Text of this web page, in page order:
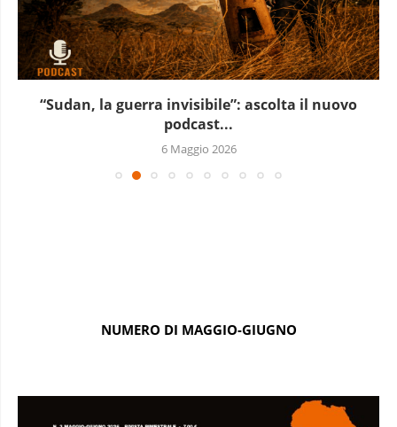
“Sudan, la guerra invisibile”: ascolta il nuovo
podcast...
6 Maggio 2026
NUMERO DI MAGGIO-GIUGNO